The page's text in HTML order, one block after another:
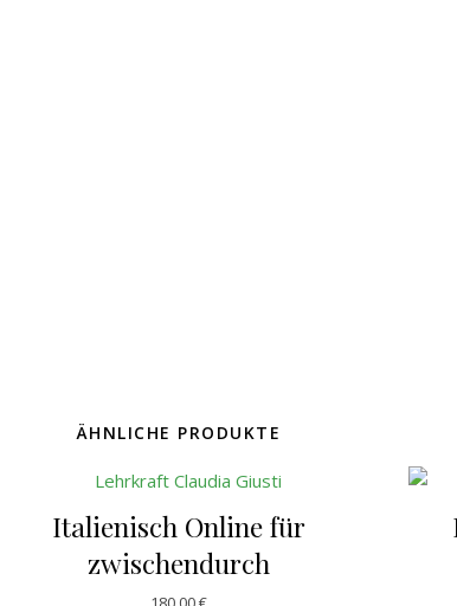
ÄHNLICHE PRODUKTE
Italienisch Online für
zwischendurch